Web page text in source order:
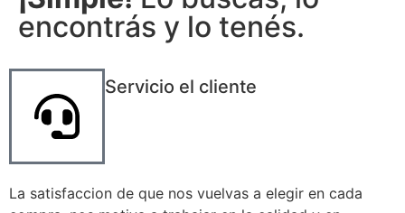
encontrás y lo tenés.
Servicio el cliente
La satisfaccion de que nos vuelvas a elegir en cada